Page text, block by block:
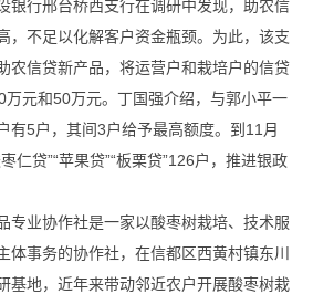
行邢台桥西支行在调研中发现，助农信
，不足以化解客户资金瓶颈。为此，该支
农信贷新产品，将运营户和栽培户的信贷
万元和50万元。丁国强介绍，与郭小平一
有5户，其间3户给予最高额度。到11月
仁贷”“苹果贷”“板栗贷”126户，推进银政
业协作社是一家以酸枣树栽培、技术服
体事务的协作社，在信都区西黄村镇东川
基地，近年来带动邻近农户开展酸枣树栽